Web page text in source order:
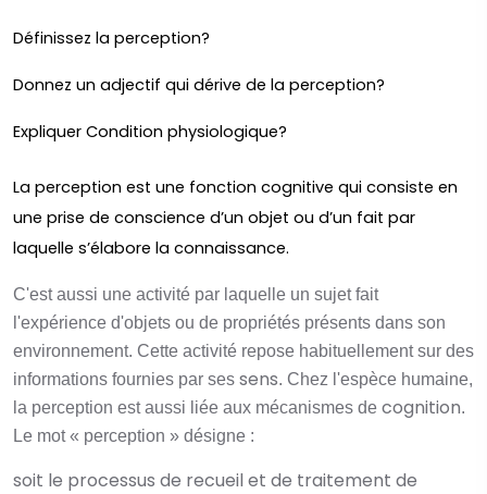
Définissez la perception?
Donnez un adjectif qui dérive de la perception?
Expliquer Condition physiologique?
La perception est une fonction cognitive qui consiste en
une prise de conscience d’un objet ou d’un fait par
laquelle s’élabore la connaissance.
C'est aussi une activité par laquelle un sujet fait
l'expérience d'objets ou de propriétés présents dans son
environnement. Cette activité repose habituellement sur des
informations fournies par ses sens. Chez l'espèce humaine,
la perception est aussi liée aux mécanismes de cognition.
Le mot « perception » désigne :
soit le processus de recueil et de traitement de